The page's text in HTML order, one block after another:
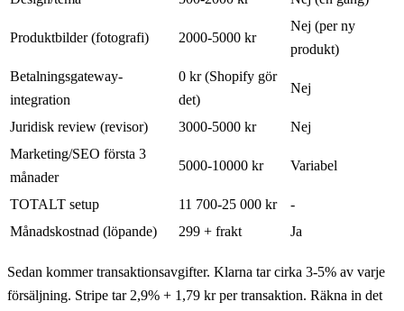
Produktbilder (fotografi) 2000-5000 kr
Nej (per ny
produkt)
Betalningsgateway-
integration
0 kr (Shopify gör
det)
Nej
Juridisk review (revisor) 3000-5000 kr
Nej
Marketing/SEO första 3
månader
5000-10000 kr Variabel
TOTALT setup 11 700-25 000 kr
-
Månadskostnad (löpande)
299 + frakt Ja
Sedan kommer transaktionsavgifter. Klarna tar cirka 3-5% av varje
försäljning. Stripe tar 2,9% + 1,79 kr per transaktion. Räkna in det